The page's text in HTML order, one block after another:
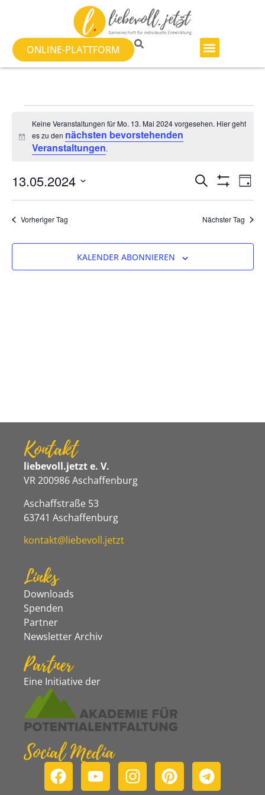
ONLINE-PLATTFORM
Hinweis
Keine Veranstaltungen für Mo. 13. Mai 2024 vorgesehen. Hier geht
es zu den nächsten bevorstehenden
Veranstaltungen.
Suche
und
SUCHE TAG
13.05.2024
wählen.
Vorheriger Tag Nächster Tag
KALENDER ABONNIEREN
Kontakt
liebevoll.jetzt e. V.
VR 200986 Aschaffenburg
Aschaffstraße 53
63741 Aschaffenburg
kontakt@liebevoll.jetzt
Links
Downloads
Spenden
Partner
Newsletter Archiv
Partner
Eine Initiative der
Social Media